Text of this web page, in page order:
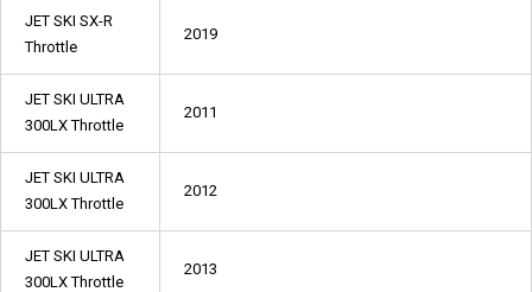
JET SKI SX-R
Throttle
2019
JET SKI ULTRA
300LX Throttle
2011
JET SKI ULTRA
300LX Throttle
2012
JET SKI ULTRA
300LX Throttle
2013